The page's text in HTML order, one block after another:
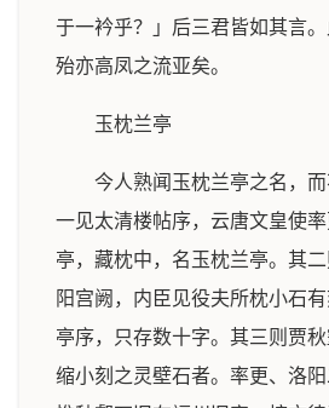
于一衿乎？」后三君皆如其言。
殆亦高凤之流亚矣。
玉枕兰亭
今人熟闻玉枕兰亭之名，
一见太清楼帖序，云唐文皇使
亭，藏枕中，名玉枕兰亭。其
阳宫阙，内臣见役夫所枕小石
亭序，只存数十字。其三则贾
缩小刻之灵壁石者。率更、洛阳